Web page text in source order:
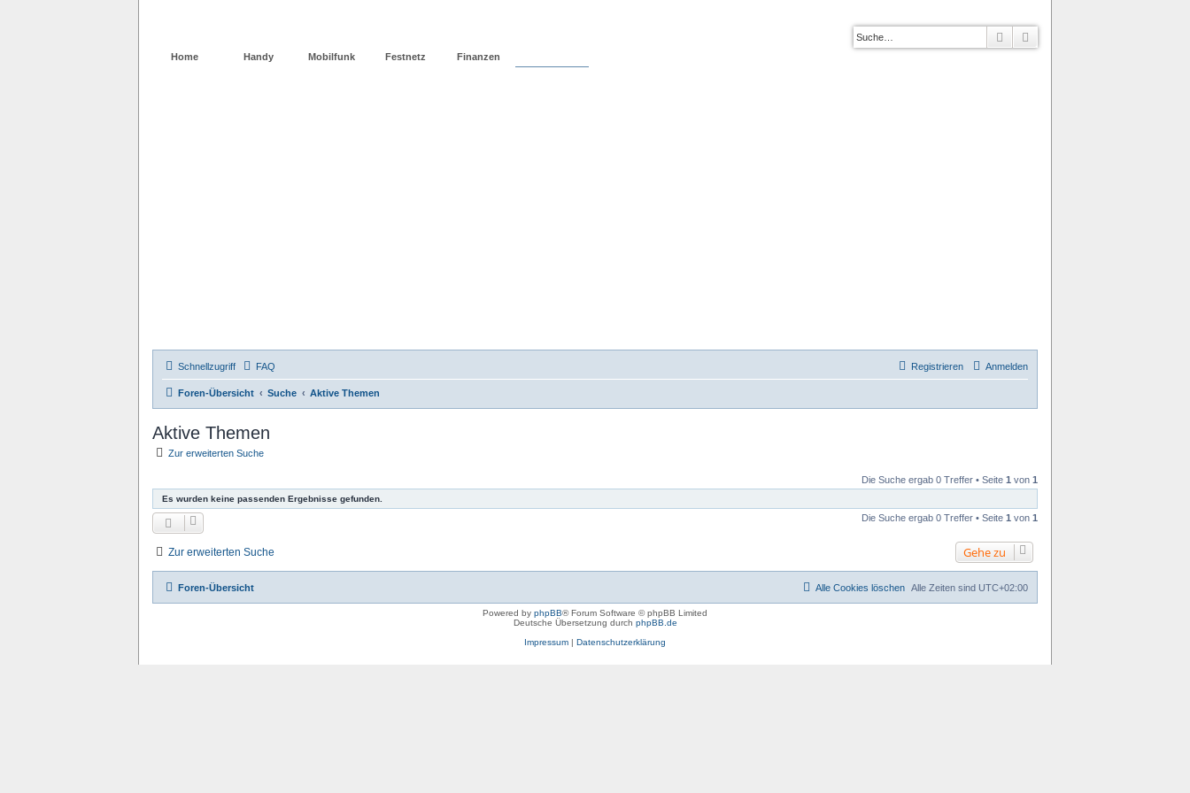
Home Handy Mobilfunk Festnetz Finanzen
Suche
Schnellzugriff FAQ Anmelden
Registrieren
Foren-Übersicht Suche Aktive Themen
Aktive Themen
Zur erweiterten Suche
Die Suche ergab 0 Treffer • Seite 1 von 1
Es wurden keine passenden Ergebnisse gefunden.
Die Suche ergab 0 Treffer • Seite 1 von 1
Zur erweiterten Suche Gehe zu
Foren-Übersicht Alle Zeiten sind UTC+02:00
Alle Cookies löschen
Powered by phpBB® Forum Software © phpBB Limited
Deutsche Übersetzung durch phpBB.de
Impressum | Datenschutzerklärung